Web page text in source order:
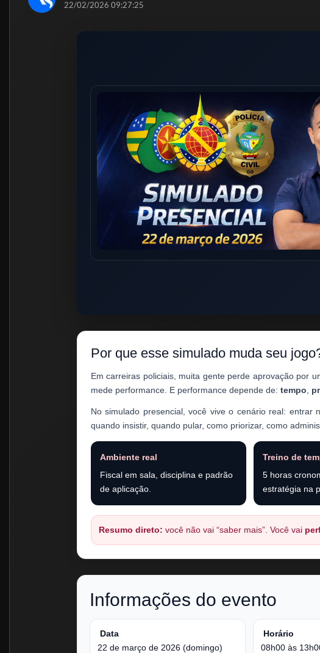
22/02/2026 09:27:25
Por que esse simulado muda seu
Em carreiras policiais, muita gente perde aprovação por
mede performance. E performance depende de: tempo
No simulado presencial, você vive o cenário real:
quando insistir, quando pular, como priorizar, como
Ambiente real
Fiscal em sala, disciplina e padrão
de aplicação.
Treino de
5 horas
estratégia na
Resumo direto: você não vai “saber mais”. Você vai
Informações do evento
Data
22 de março de 2026 (domingo)
Horário
08h00 às